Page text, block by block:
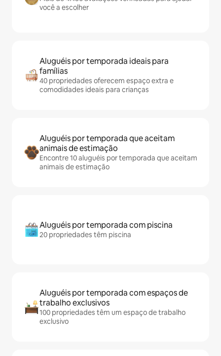
você a escolher
Aluguéis por temporada ideais para
famílias
40 propriedades oferecem espaço extra e
comodidades ideais para crianças
Aluguéis por temporada que aceitam
animais de estimação
Encontre 10 aluguéis por temporada que aceitam
animais de estimação
Aluguéis por temporada com piscina
20 propriedades têm piscina
Aluguéis por temporada com espaços de
trabalho exclusivos
100 propriedades têm um espaço de trabalho
exclusivo